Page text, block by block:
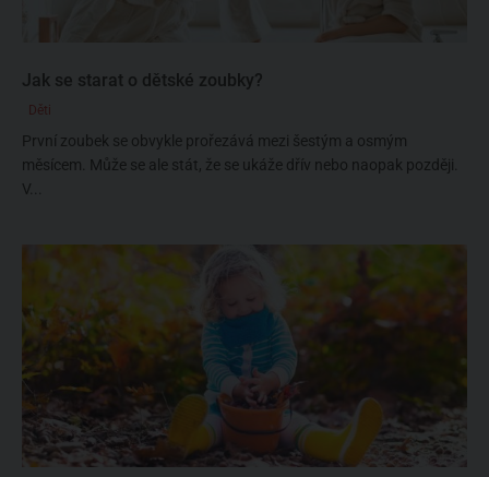
Jak se starat o dětské zoubky?
Děti
První zoubek se obvykle prořezává mezi šestým a osmým
měsícem. Může se ale stát, že se ukáže dřív nebo naopak později.
V...